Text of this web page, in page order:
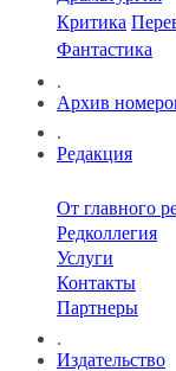
Критика
Фантастика
.
Архив
.
Редакция
От главного
Редколлегия
Услуги
Контакты
Партнеры
.
Издательство